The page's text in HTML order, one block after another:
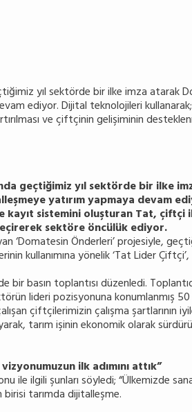
yıl sektörde bir ilke imza atarak
ediyor. Dijital teknolojileri
ve çiftçinin gelişiminin
geçtiğimiz yıl sektörde bir ilke
yatırım yapmaya devam
sistemini oluşturan Tat, çiftçi
sektöre öncülük ediyor.
‘Domatesin Önderleri’ projesiyle,
kullanımına yönelik ‘Tat Lider
basın toplantısı düzenledi.
lideri pozisyonuna konumlanmış
çiftçilerimizin çalışma şartlarının
tarım işinin ekonomik olarak
ilk adımını attık”
ile ilgili şunları söyledi; “Ülkemizde
birisi tarımda dijitalleşme.